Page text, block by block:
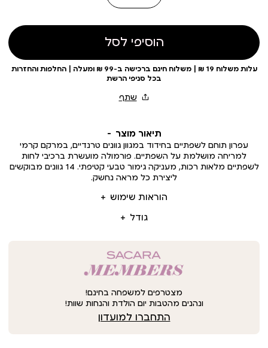
הוסיפי לסל
עלות משלוח 19 ₪ | משלוח חינם ברכישה ב-99 ₪ ומעלה | החלפות והחזרות
בכל סניפי הרשת
תיאור מוצר
הוראות שימוש
גודל
עפרון תוחם לשפתיים בחידוד במגוון גוונים טרנדיים, במרקם קרמי
למריחה מושלמת על השפתיים. פורמולה מועשרת ברכיבי לחות
לשפתיים מלאות רכות, מעניקה גימור טבעי קטיפתי. 14 גוונים מבוקשים
ליצירת כל מראה נחשק.
מצטרפים למשפחה בחינם!
ונהנים מהטבות יום הולדת והנחות שוות!
התחברו למועדון